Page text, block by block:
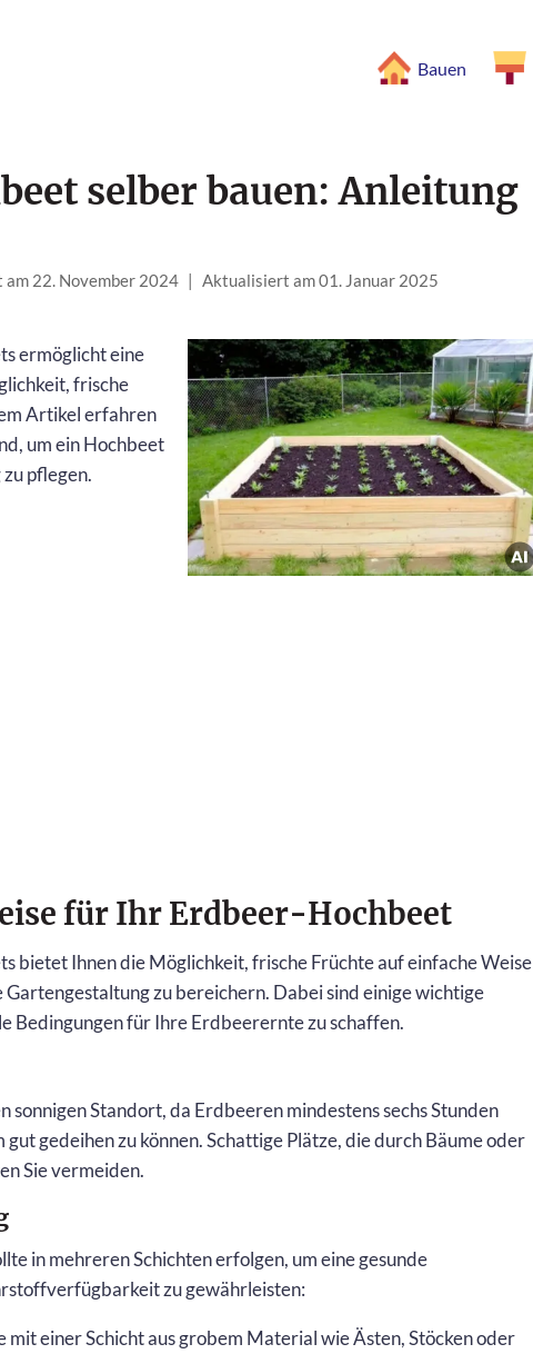
Bauen
selber bauen: Anleitung
22. November 2024 | Aktualisiert am 01. Januar 2025
ermöglicht eine
frische
Artikel erfahren
um ein Hochbeet
pflegen.
für Ihr Erdbeer-Hochbeet
bietet Ihnen die Möglichkeit, frische Früchte auf einfache Weise
zu bereichern. Dabei sind einige wichtige
Bedingungen für Ihre Erdbeerernte zu schaffen.
sonnigen Standort, da Erdbeeren mindestens sechs Stunden
gedeihen zu können. Schattige Plätze, die durch Bäume oder
Sie vermeiden.
in mehreren Schichten erfolgen, um eine gesunde
zu gewährleisten:
mit einer Schicht aus grobem Material wie Ästen, Stöcken oder